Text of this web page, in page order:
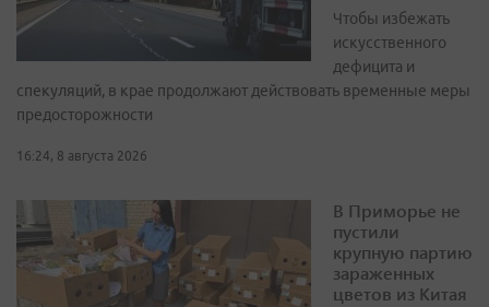
Чтобы избежать
искусственного
дефицита и
спекуляций, в крае продолжают действовать временные меры
предосторожности
16:24, 8 августа 2026
В Приморье не
пустили
крупную партию
зараженных
цветов из Китая